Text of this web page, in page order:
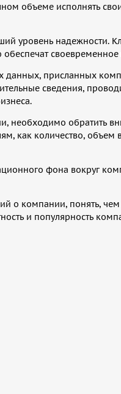
объеме исполнять
уровень надежности.
данных, присланных
сведения,
необходимо обратить
как количество,
фона вокруг
о компании, понять,
и популярность